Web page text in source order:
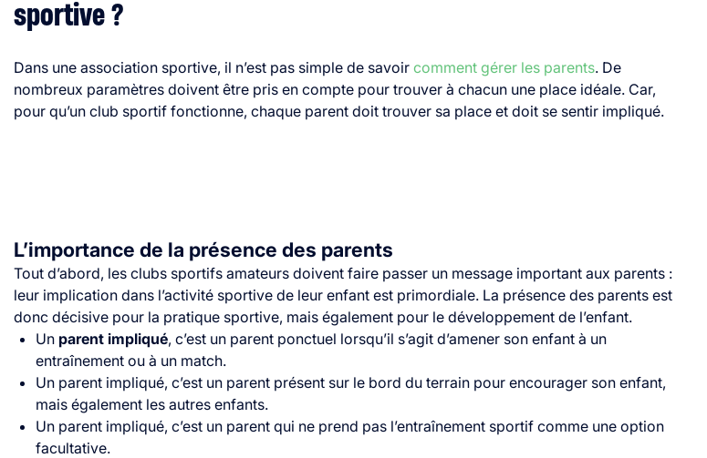
sportive ?
Dans une association sportive, il n’est pas simple de savoir comment gérer les parents. De
nombreux paramètres doivent être pris en compte pour trouver à chacun une place idéale. Car,
pour qu’un club sportif fonctionne, chaque parent doit trouver sa place et doit se sentir impliqué.
L’importance de la présence des parents
Tout d’abord, les clubs sportifs amateurs doivent faire passer un message important aux parents :
leur implication dans l’activité sportive de leur enfant est primordiale. La présence des parents est
donc décisive pour la pratique sportive, mais également pour le développement de l’enfant.
Un parent impliqué, c’est un parent ponctuel lorsqu’il s’agit d’amener son enfant à un
entraînement ou à un match.
Un parent impliqué, c’est un parent présent sur le bord du terrain pour encourager son enfant,
mais également les autres enfants.
Un parent impliqué, c’est un parent qui ne prend pas l’entraînement sportif comme une option
facultative.